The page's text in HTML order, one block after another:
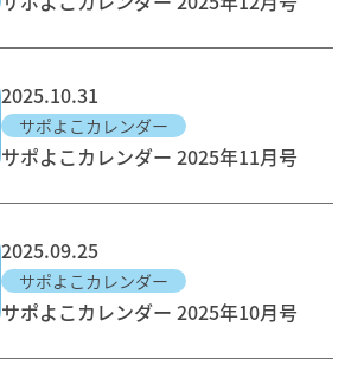
2025.10.31
サポよこカレンダー
サポよこカレンダー 2025年11月号
2025.09.25
サポよこカレンダー
サポよこカレンダー 2025年10月号